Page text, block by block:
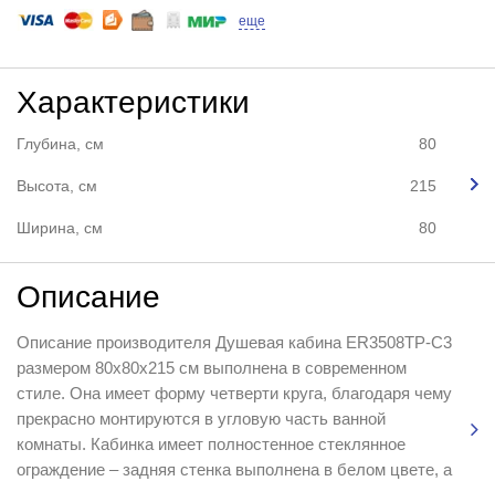
еще
Характеристики
Глубина, см 80
Высота, см 215
Ширина, см 80
Описание
Описание производителя Душевая кабина ER3508TP-C3
размером 80x80x215 см выполнена в современном
стиле. Она имеет форму четверти круга, благодаря чему
прекрасно монтируются в угловую часть ванной
комнаты. Кабинка имеет полностенное стеклянное
ограждение – задняя стенка выполнена в белом цвете, а